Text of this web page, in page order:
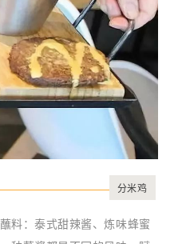
分米鸡
料：泰式甜辣酱、炼味蜂蜜